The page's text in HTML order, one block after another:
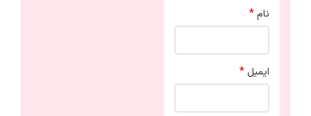
نام*
ایمیل *